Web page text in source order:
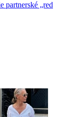
partnerské „red